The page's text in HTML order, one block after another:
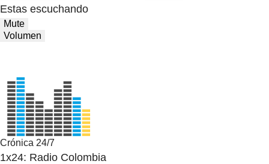
Estas escuchando
Mute
Volumen
Crónica 24/7
1x24: Radio Colombia